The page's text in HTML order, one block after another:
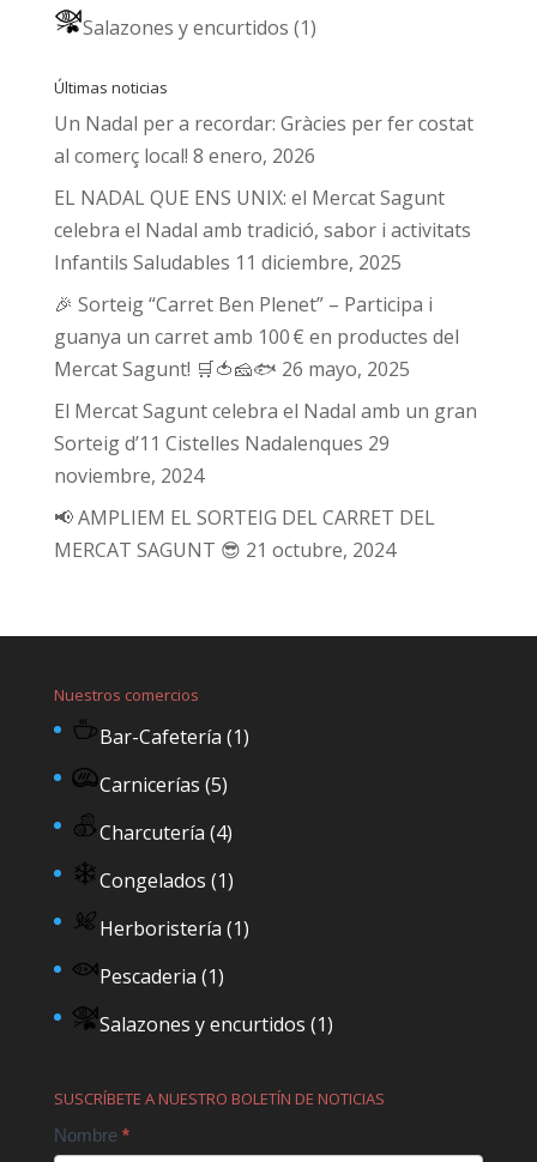
Salazones y encurtidos (1)
Últimas noticias
Un Nadal per a recordar: Gràcies per fer costat
al comerç local! 8 enero, 2026
EL NADAL QUE ENS UNIX: el Mercat Sagunt
celebra el Nadal amb tradició, sabor i activitats
Infantils Saludables 11 diciembre, 2025
🎉 Sorteig “Carret Ben Plenet” – Participa i
guanya un carret amb 100 € en productes del
Mercat Sagunt! 🛒🍅🧀🐟 26 mayo, 2025
El Mercat Sagunt celebra el Nadal amb un gran
Sorteig d’11 Cistelles Nadalenques 29
noviembre, 2024
📢 AMPLIEM EL SORTEIG DEL CARRET DEL
MERCAT SAGUNT 😎 21 octubre, 2024
Nuestros comercios
Bar-Cafetería (1)
Carnicerías (5)
Charcutería (4)
Congelados (1)
Herboristería (1)
Pescaderia (1)
Salazones y encurtidos (1)
SUSCRÍBETE A NUESTRO BOLETÍN DE NOTICIAS
Contact
Nombre *